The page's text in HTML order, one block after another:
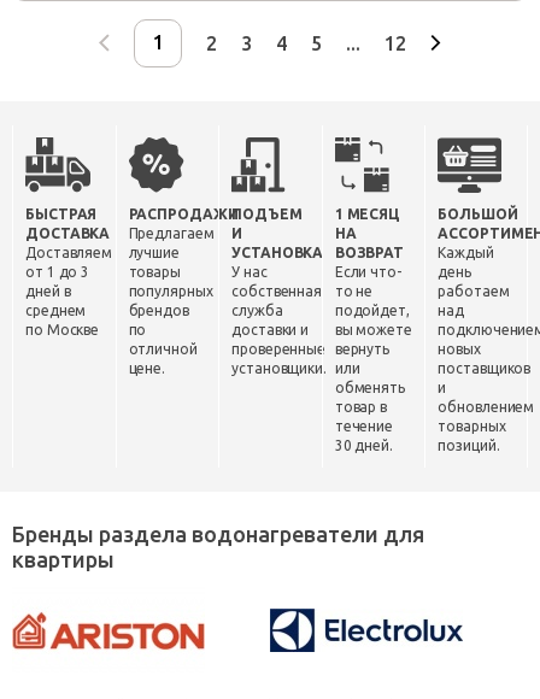
2 3 4 5 ... 12
БЫСТРАЯ
ДОСТАВКА
Доставляем
от 1 до 3
дней в
среднем
по Москве
РАСПРОДАЖИ
Предлагаем
лучшие
товары
популярных
брендов
по
отличной
цене.
ПОДЪЕМ
И
УСТАНОВКА
У нас
собственная
служба
доставки и
проверенные
установщики.
1 МЕСЯЦ
НА
ВОЗВРАТ
Если что-
то не
подойдет,
вы можете
вернуть
или
обменять
товар в
течение
30 дней.
БОЛЬШОЙ
Каждый
день
работаем
над
новых
поставщиков
и
обновлением
товарных
позиций.
Бренды раздела водонагреватели для
квартиры